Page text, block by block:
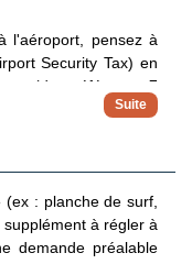
l'aéroport, pensez à
Security Tax) en
(de préférence 7
notre partenaire sur
: planche de surf,
supplément à régler à
demande préalable